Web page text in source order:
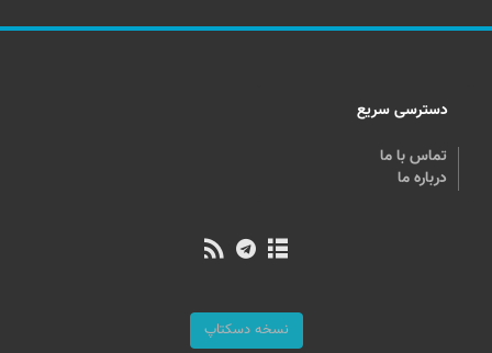
دسترسی سریع
تماس با ما
درباره ما
نسخه دسکتاپ